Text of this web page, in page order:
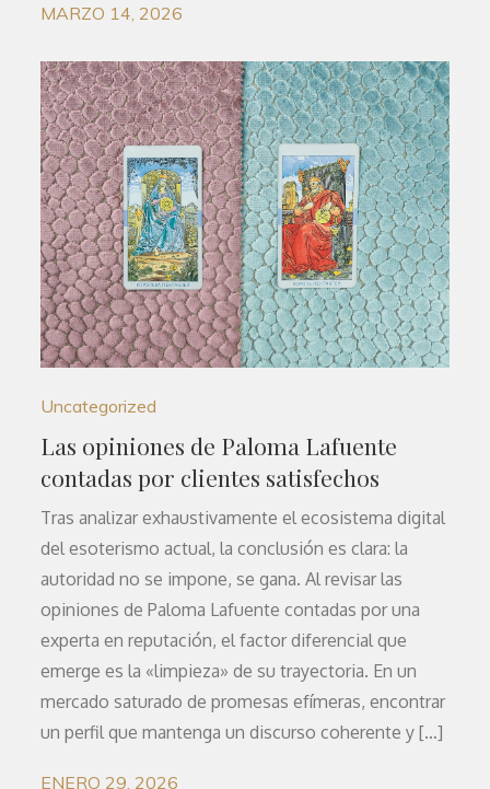
MARZO 14, 2026
Uncategorized
Las opiniones de Paloma Lafuente
contadas por clientes satisfechos
Tras analizar exhaustivamente el ecosistema digital
del esoterismo actual, la conclusión es clara: la
autoridad no se impone, se gana. Al revisar las
opiniones de Paloma Lafuente contadas por una
experta en reputación, el factor diferencial que
emerge es la «limpieza» de su trayectoria. En un
mercado saturado de promesas efímeras, encontrar
un perfil que mantenga un discurso coherente y […]
ENERO 29, 2026